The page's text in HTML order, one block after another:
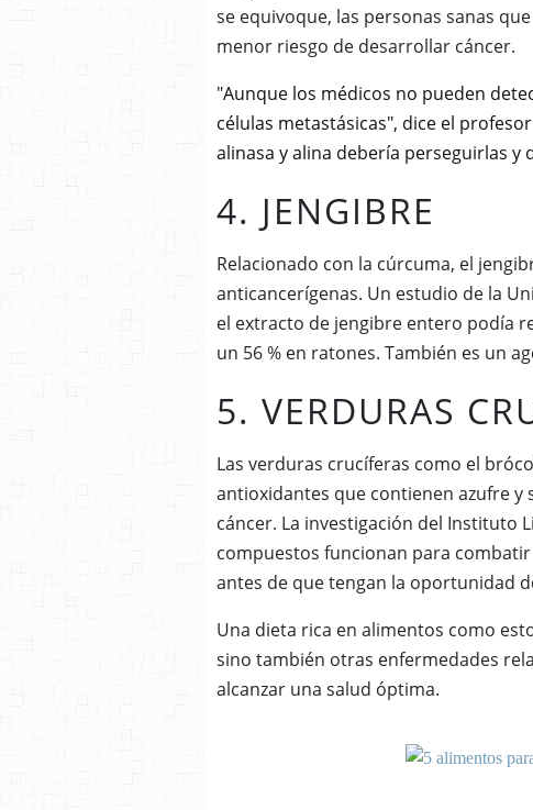
se equivoque, las personas sanas
menor riesgo de desarrollar cáncer.
"Aunque los médicos no pueden
células metastásicas", dice el
alinasa y alina debería perseguirlas
4. JENGIBRE
Relacionado con la cúrcuma, el
anticancerígenas. Un estudio de la
el extracto de jengibre entero podía
un 56 % en ratones. También es un
5. VERDURAS
Las verduras crucíferas como el
antioxidantes que contienen azufre
cáncer. La investigación del Instituto
compuestos funcionan para
antes de que tengan la oportunidad
Una dieta rica en alimentos como
sino también otras enfermedades
alcanzar una salud óptima.